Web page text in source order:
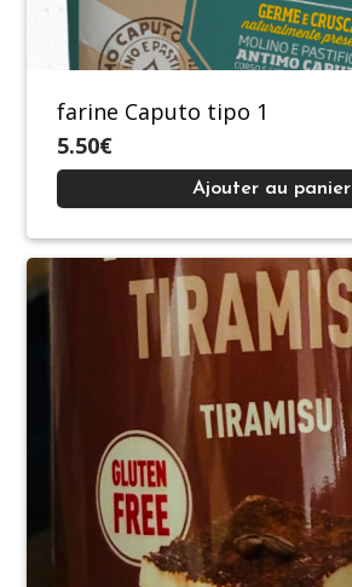
farine Caputo tipo 1
5.50€
Ajouter au panier